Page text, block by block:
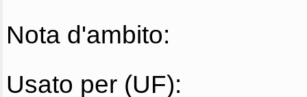
Nota d'ambito:
Usato per (UF):